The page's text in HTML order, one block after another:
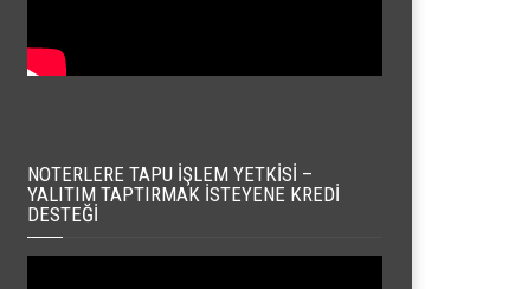
NOTERLERE TAPU İŞLEM YETKISI –
YALITIM TAPTIRMAK İSTEYENE KREDI
DESTEĞI